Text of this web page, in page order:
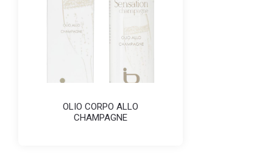
OLIO CORPO ALLO
CHAMPAGNE